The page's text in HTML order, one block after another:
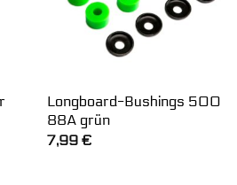
Longboard-Bushings 500
88A grün
7,99 €